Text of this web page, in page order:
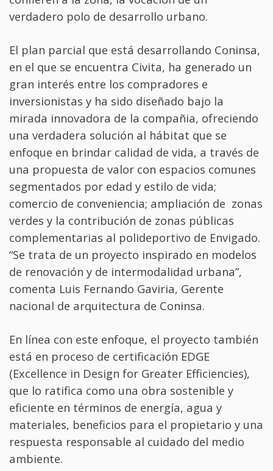
verdadero polo de desarrollo urbano.
El plan parcial que está desarrollando Coninsa,
en el que se encuentra Civita, ha generado un
gran interés entre los compradores e
inversionistas y ha sido diseñado bajo la
mirada innovadora de la compañia, ofreciendo
una verdadera solución al hábitat que se
enfoque en brindar calidad de vida, a través de
una propuesta de valor con espacios comunes
segmentados por edad y estilo de vida;
comercio de conveniencia; ampliación de zonas
verdes y la contribución de zonas públicas
complementarias al polideportivo de Envigado.
“Se trata de un proyecto inspirado en modelos
de renovación y de intermodalidad urbana”,
comenta Luis Fernando Gaviria, Gerente
nacional de arquitectura de Coninsa.
En línea con este enfoque, el proyecto también
está en proceso de certificación EDGE
(Excellence in Design for Greater Efficiencies),
que lo ratifica como una obra sostenible y
eficiente en términos de energía, agua y
materiales, beneficios para el propietario y una
respuesta responsable al cuidado del medio
ambiente.